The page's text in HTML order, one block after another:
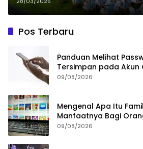
Ancaman Digital
Pos Terbaru
Panduan Melihat
Tersimpan pada Akun
09/08/2026
Mengenal Apa Itu
Manfaatnya Bagi
09/08/2026